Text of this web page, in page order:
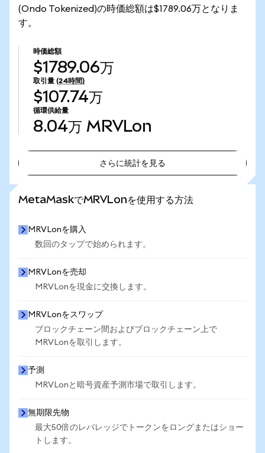
(Ondo Tokenized)の時価総額は$1789.06万となりま
す。
時価総額
$1789.06万
取引量 (24時間)
$107.74万
循環供給量
8.04万 MRVLon
さらに統計を見る
MetaMaskでMRVLonを使用する方法
MRVLonを購入
数回のタップで始められます。
MRVLonを売却
MRVLonを現金に交換します。
MRVLonをスワップ
ブロックチェーン間およびブロックチェーン上で
MRVLonを取引します。
予測
MRVLonと暗号資産予測市場で取引します。
無期限先物
最大50倍のレバレッジでトークンをロングまたはショー
トします。